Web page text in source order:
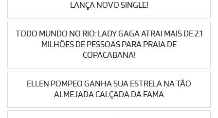
LANÇA NOVO SINGLE!
TODO MUNDO NO RIO: LADY GAGA ATRAI MAIS DE 2.1
MILHÕES DE PESSOAS PARA PRAIA DE
COPACABANA!
ELLEN POMPEO GANHA SUA ESTRELA NA TÃO
ALMEJADA CALÇADA DA FAMA